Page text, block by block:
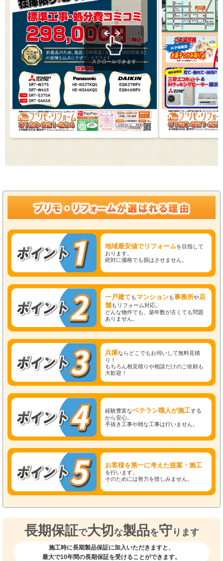
スクロールできます
地域最安値でリフォームを目指して
おります。
絶対に価格でも損はさせません。
一戸建て もマンションも事務所や店
舗もリフォーム対応。
どんな物件でも、築年数が古くても問題
ありません。
兵庫ならどこでもお伺いして無料見積
り！
もちろん相見積りや相談だけのご依頼も
大歓迎！
経験豊富なベテラン職人が施工する
から安心。
手抜き工事や雑な工事は行いません。
お客様を第一に考えた提案・施工
を行います。
そのためには努力を惜しみません。
長期保証で大切 な製品を守 ります
施工時に長期製品保証に加入いただきますと、
最大で10年間の長期保証を受けることができます。